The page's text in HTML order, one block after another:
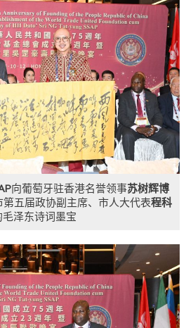
向葡萄牙驻香港名誉领事苏树辉博
五届政协副主席、市人大代表程科
毛泽东诗词墨宝